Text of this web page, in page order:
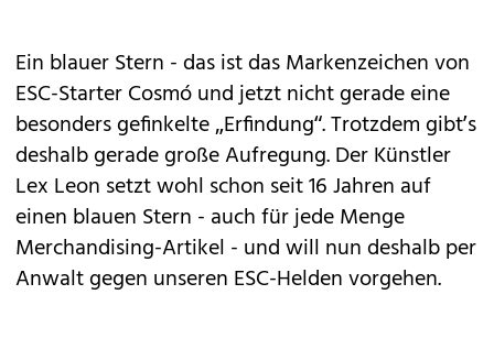
Ein blauer Stern - das ist das Markenzeichen von
ESC-Starter Cosmó und jetzt nicht gerade eine
besonders gefinkelte „Erfindung“. Trotzdem gibt’s
deshalb gerade große Aufregung. Der Künstler
Lex Leon setzt wohl schon seit 16 Jahren auf
einen blauen Stern - auch für jede Menge
Merchandising-Artikel - und will nun deshalb per
Anwalt gegen unseren ESC-Helden vorgehen.